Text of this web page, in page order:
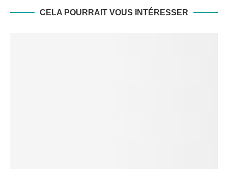
CELA POURRAIT VOUS INTÉRESSER